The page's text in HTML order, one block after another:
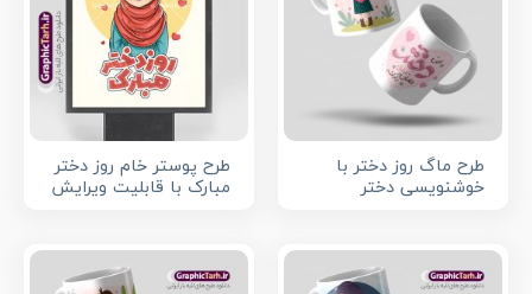
طرح پوستر خام روز دختر
مبارک با قابلیت ویرایش
طرح ماگ روز دختر با
خوشنویسی دختر